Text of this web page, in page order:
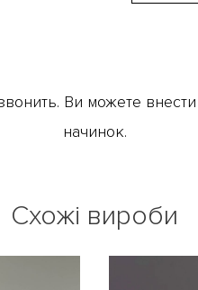
Ви можете
начинок.
Схожі вироби